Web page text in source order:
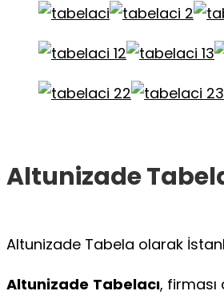
Altunizade
Altunizade Tabela olarak
Altunizade Tabelacı,